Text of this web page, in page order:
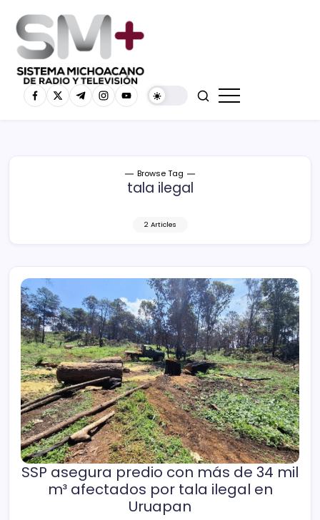
Browse Tag
tala ilegal
2 Articles
SSP asegura predio con más de 34 mil
m³ afectados por tala ilegal en
Uruapan